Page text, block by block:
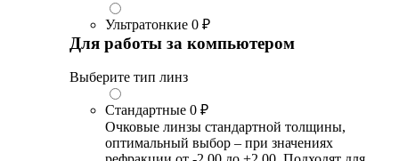
Ультратонкие 0 ₽
Для работы за компьютером
Выберите тип линз
Стандартные 0 ₽
Очковые линзы стандартной толщины,
оптимальный выбор – при значениях